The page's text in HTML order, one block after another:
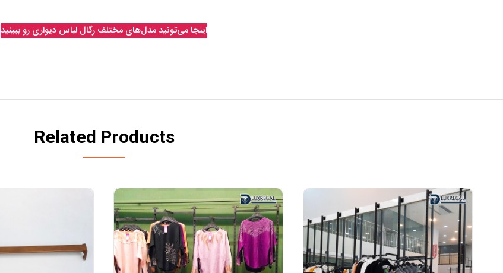
اینجا می‌تونید مدل‌های مختلف رگال لباس دیواری رو ببینید
Related Products